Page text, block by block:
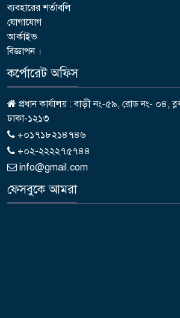
ব্যবহারের শর্তাবলি
যোগাযোগ
আর্কাইভ
বিজ্ঞাপন ।
কর্পোরেট অফিস
প্রধান কার্যালয় : বাড়ী নং-৫৯, রোড নং- ০৪,
ঢাকা-১২১৩
+০১৭১৮২১৪৭৪৬
+০২-২২২২৭৫৭৪৪
info@gmail.com
ফেসবুকে আমরা